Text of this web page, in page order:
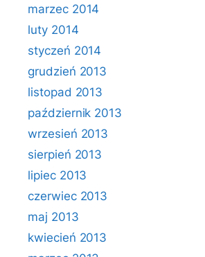
marzec 2014
luty 2014
styczeń 2014
grudzień 2013
listopad 2013
październik 2013
wrzesień 2013
sierpień 2013
lipiec 2013
czerwiec 2013
maj 2013
kwiecień 2013